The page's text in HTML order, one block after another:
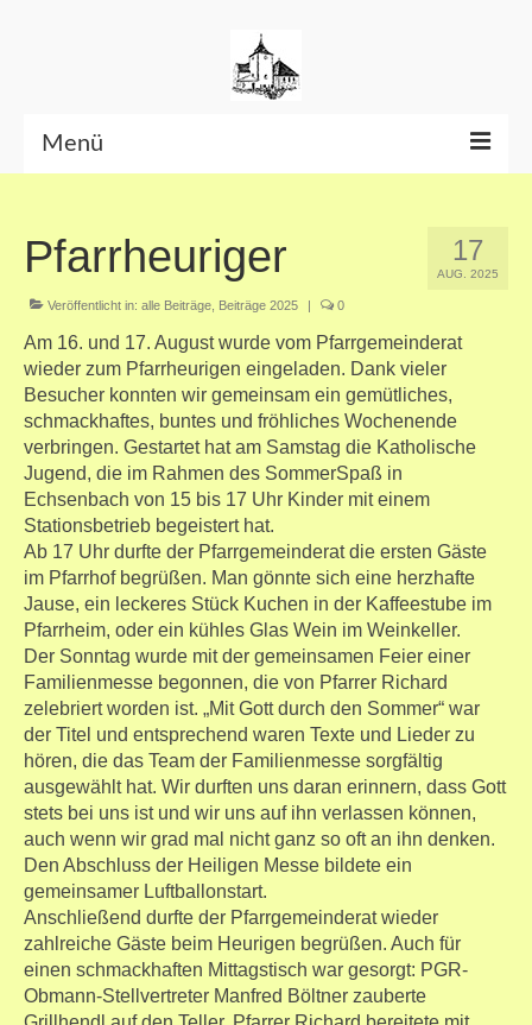
Menü
Datenschutzerklärung 17
AUG. 2025
Pfarrheuriger
Veröffentlicht in: alle Beiträge Beiträge 2025 | 0
Am 16. und 17. August wurde vom Pfarrgemeinderat
wieder zum Pfarrheurigen eingeladen. Dank vieler
Besucher konnten wir gemeinsam ein gemütliches,
schmackhaftes, buntes und fröhliches Wochenende
verbringen. Gestartet hat am Samstag die Katholische
Jugend, die im Rahmen des SommerSpaß in
Echsenbach von 15 bis 17 Uhr Kinder mit einem
Stationsbetrieb begeistert hat.
Ab 17 Uhr durfte der Pfarrgemeinderat die ersten Gäste
im Pfarrhof begrüßen. Man gönnte sich eine herzhafte
Jause, ein leckeres Stück Kuchen in der Kaffeestube im
Pfarrheim, oder ein kühles Glas Wein im Weinkeller.
Der Sonntag wurde mit der gemeinsamen Feier einer
Familienmesse begonnen, die von Pfarrer Richard
zelebriert worden ist. „Mit Gott durch den Sommer“ war
der Titel und entsprechend waren Texte und Lieder zu
hören, die das Team der Familienmesse sorgfältig
ausgewählt hat. Wir durften uns daran erinnern, dass Gott
stets bei uns ist und wir uns auf ihn verlassen können,
auch wenn wir grad mal nicht ganz so oft an ihn denken.
Den Abschluss der Heiligen Messe bildete ein
gemeinsamer Luftballonstart.
Anschließend durfte der Pfarrgemeinderat wieder
zahlreiche Gäste beim Heurigen begrüßen. Auch für
einen schmackhaften Mittagstisch war gesorgt: PGR-
Obmann-Stellvertreter Manfred Böltner zauberte